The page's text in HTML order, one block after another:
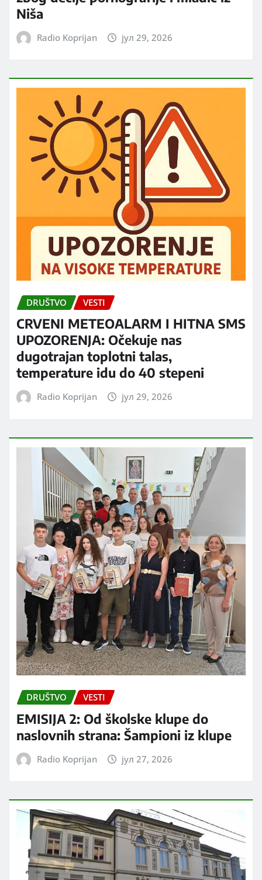
Niša
Radio Koprijan јул 29, 2026
DRUŠTVO VESTI
CRVENI METEOALARM I HITNA SMS
UPOZORENJA: Očekuje nas
dugotrajan toplotni talas,
temperature idu do 40 stepeni
Radio Koprijan јул 29, 2026
DRUŠTVO VESTI
EMISIJA 2: Od školske klupe do
naslovnih strana: Šampioni iz klupe
Radio Koprijan јул 27, 2026